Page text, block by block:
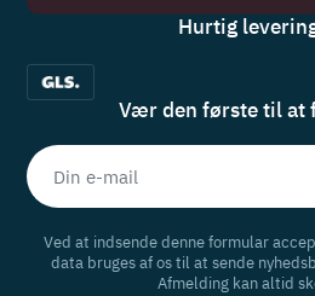
Hurtig
Vær den første til at
Ved at indsende denne formular
data bruges af os til at sende
Afmelding kan altid